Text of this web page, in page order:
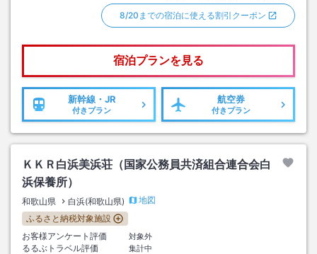
8/20までの宿泊に使える割引クーポン
宿泊プランを見る
新幹線・JR
付きプラン
航空券
付きプラン
ＫＫＲ白浜美浜荘（国家公務員共済組合連合会白
浜保養所）
和歌山県 白浜(和歌山県)
地図
ふるさと納税対象施設
お客様アンケート評価
対象外
るるぶトラベル評価
集計中